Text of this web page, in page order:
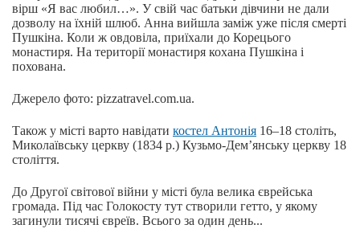
вірш «Я вас любил…». У свій час батьки дівчини не дали
дозволу на їхній шлюб. Анна вийшла заміж уже після смерті
Пушкіна. Коли ж овдовіла, приїхали до Корецього
монастиря. На території монастиря кохана Пушкіна і
похована.
Джерело фото: pizzatravel.com.ua.
Також у місті варто навідати костел Антонія 16–18 століть,
Миколаївську церкву (1834 р.) Кузьмо-Дем’янську церкву 18
століття.
До Другої світової війни у місті була велика єврейська
громада. Під час Голокосту тут створили гетто, у якому
загинули тисячі євреїв. Всього за один день...